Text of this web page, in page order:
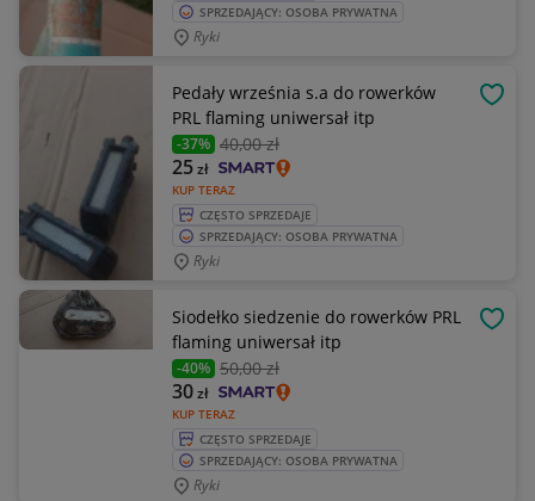
SPRZEDAJĄCY: OSOBA PRYWATNA
Ryki
Pedały września s.a do rowerków
PRL flaming uniwersał itp
-37% 40,00 zł
KUP TERAZ
25zł
CZĘSTO SPRZEDAJE
SPRZEDAJĄCY: OSOBA PRYWATNA
Ryki
Siodełko siedzenie do rowerków PRL
flaming uniwersał itp
-40% 50,00 zł
KUP TERAZ
30zł
CZĘSTO SPRZEDAJE
SPRZEDAJĄCY: OSOBA PRYWATNA
Ryki